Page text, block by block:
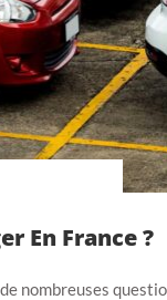
En France ?
nombreuses